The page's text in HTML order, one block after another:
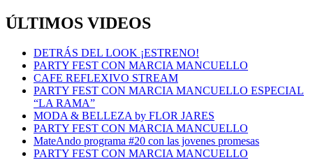
ÚLTIMOS VIDEOS
DETRÁS DEL LOOK ¡ESTRENO!
PARTY FEST CON MARCIA MANCUELLO
CAFE REFLEXIVO STREAM
PARTY FEST CON MARCIA MANCUELLO ESPECIAL
“LA RAMA”
MODA & BELLEZA by FLOR JARES
PARTY FEST CON MARCIA MANCUELLO
MateAndo programa #20 con las jovenes promesas
PARTY FEST CON MARCIA MANCUELLO